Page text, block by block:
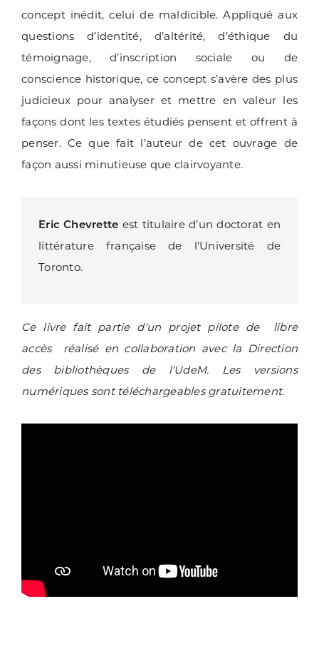
concept inédit, celui de maldicible. Appliqué aux
questions d’identité, d’altérité, d’éthique du
témoignage, d’inscription sociale ou de
conscience historique, ce concept s’avère des plus
judicieux pour analyser et mettre en valeur les
façons dont les textes étudiés pensent et offrent à
penser. Ce que fait l’auteur de cet ouvrage de
façon aussi minutieuse que clairvoyante.
Eric Chevrette est titulaire d’un doctorat en
littérature française de l’Université de
Toronto.
Ce livre fait partie d'un projet pilote de
libre
accès réalisé en collaboration avec la Direction
des bibliothèques de l'UdeM. Les versions
numériques sont téléchargeables gratuitement.